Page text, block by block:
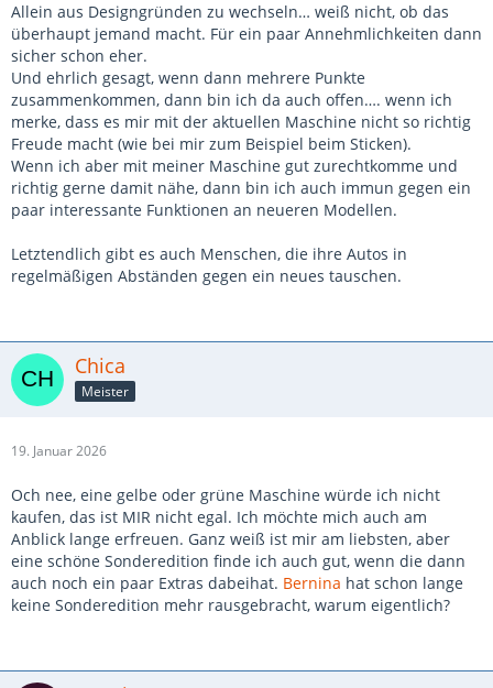
Allein aus Designgründen zu wechseln… weiß nicht, ob das
überhaupt jemand macht. Für ein paar Annehmlichkeiten dann
sicher schon eher.
Und ehrlich gesagt, wenn dann mehrere Punkte
zusammenkommen, dann bin ich da auch offen…. wenn ich
merke, dass es mir mit der aktuellen Maschine nicht so richtig
Freude macht (wie bei mir zum Beispiel beim Sticken).
Wenn ich aber mit meiner Maschine gut zurechtkomme und
richtig gerne damit nähe, dann bin ich auch immun gegen ein
paar interessante Funktionen an neueren Modellen.
Letztendlich gibt es auch Menschen, die ihre Autos in
regelmäßigen Abständen gegen ein neues tauschen.
Chica
Meister
19. Januar 2026
Och nee, eine gelbe oder grüne Maschine würde ich nicht
kaufen, das ist MIR nicht egal. Ich möchte mich auch am
Anblick lange erfreuen. Ganz weiß ist mir am liebsten, aber
eine schöne Sonderedition finde ich auch gut, wenn die dann
auch noch ein paar Extras dabeihat. Bernina hat schon lange
keine Sonderedition mehr rausgebracht, warum eigentlich?